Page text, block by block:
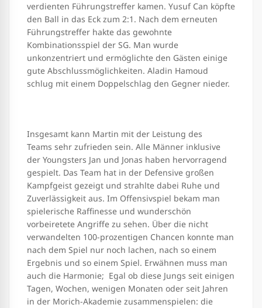
verdienten Führungstreffer kamen. Yusuf Can köpfte
den Ball in das Eck zum 2:1. Nach dem erneuten
Führungstreffer hakte das gewohnte
Kombinationsspiel der SG. Man wurde
unkonzentriert und ermöglichte den Gästen einige
gute Abschlussmöglichkeiten. Aladin Hamoud
schlug mit einem Doppelschlag den Gegner nieder.
Insgesamt kann Martin mit der Leistung des
Teams sehr zufrieden sein. Alle Männer inklusive
der Youngsters Jan und Jonas haben hervorragend
gespielt. Das Team hat in der Defensive großen
Kampfgeist gezeigt und strahlte dabei Ruhe und
Zuverlässigkeit aus. Im Offensivspiel bekam man
spielerische Raffinesse und wunderschön
vorbeiretete Angriffe zu sehen. Über die nicht
verwandelten 100-prozentigen Chancen konnte man
nach dem Spiel nur noch lachen, nach so einem
Ergebnis und so einem Spiel. Erwähnen muss man
auch die Harmonie; Egal ob diese Jungs seit einigen
Tagen, Wochen, wenigen Monaten oder seit Jahren
in der Morich-Akademie zusammenspielen: die